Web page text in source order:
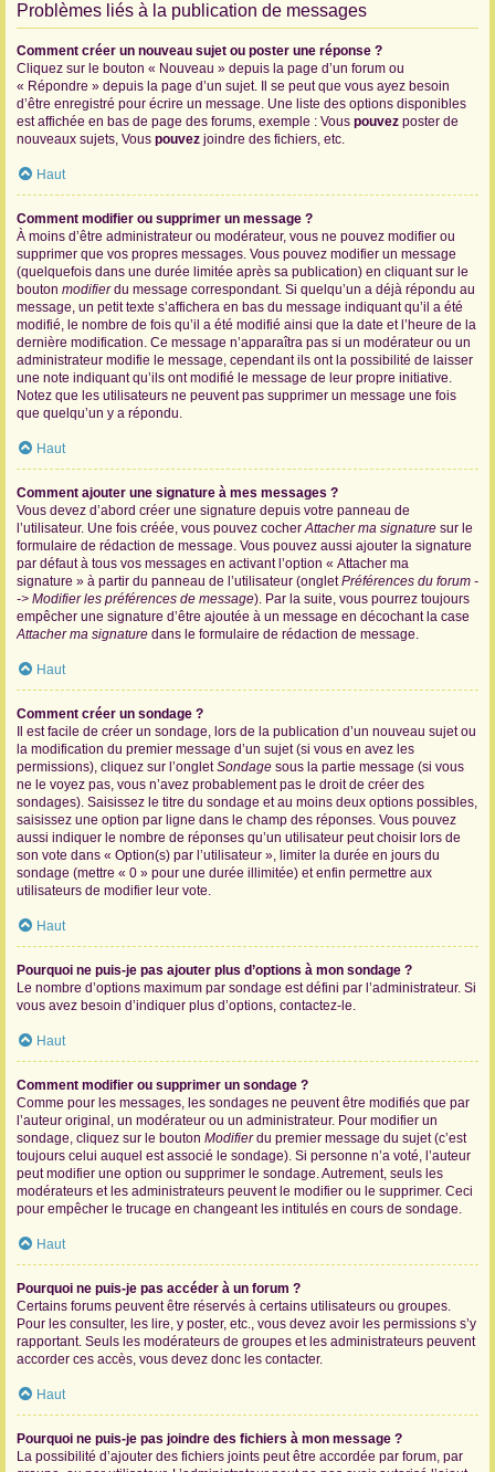
Problèmes liés à la publication de messages
Comment créer un nouveau sujet ou poster une réponse ?
Cliquez sur le bouton « Nouveau » depuis la page d’un forum ou
« Répondre » depuis la page d’un sujet. Il se peut que vous ayez besoin
d’être enregistré pour écrire un message. Une liste des options disponibles
est affichée en bas de page des forums, exemple : Vous pouvez poster de
nouveaux sujets, Vous pouvez joindre des fichiers, etc.
Haut
Comment modifier ou supprimer un message ?
À moins d’être administrateur ou modérateur, vous ne pouvez modifier ou
supprimer que vos propres messages. Vous pouvez modifier un message
(quelquefois dans une durée limitée après sa publication) en cliquant sur le
bouton modifierdu message correspondant. Si quelqu’un a déjà répondu au
message, un petit texte s’affichera en bas du message indiquant qu’il a été
modifié, le nombre de fois qu’il a été modifié ainsi que la date et l’heure de la
dernière modification. Ce message n’apparaîtra pas si un modérateur ou un
administrateur modifie le message, cependant ils ont la possibilité de laisser
une note indiquant qu’ils ont modifié le message de leur propre initiative.
Notez que les utilisateurs ne peuvent pas supprimer un message une fois
que quelqu’un y a répondu.
Haut
Comment ajouter une signature à mes messages ?
Vous devez d’abord créer une signature depuis votre panneau de
l’utilisateur. Une fois créée, vous pouvez cocherAttacher ma signature sur le
formulaire de rédaction de message. Vous pouvez aussi ajouter la signature
par défaut à tous vos messages en activant l’option « Attacher ma
signature » à partir du panneau de l’utilisateur (ongletPréférences du forum -
-> Modifier les préférences de message). Par la suite, vous pourrez toujours
empêcher une signature d’être ajoutée à un message en décochant la case
Attacher ma signature dans le formulaire de rédaction de message.
Haut
Comment créer un sondage ?
Il est facile de créer un sondage, lors de la publication d’un nouveau sujet ou
la modification du premier message d’un sujet (si vous en avez les
permissions), cliquez sur l’ongletSondage sous la partie message (si vous
ne le voyez pas, vous n’avez probablement pas le droit de créer des
sondages). Saisissez le titre du sondage et au moins deux options possibles,
saisissez une option par ligne dans le champ des réponses. Vous pouvez
aussi indiquer le nombre de réponses qu’un utilisateur peut choisir lors de
son vote dans « Option(s) par l’utilisateur », limiter la durée en jours du
sondage (mettre « 0 » pour une durée illimitée) et enfin permettre aux
utilisateurs de modifier leur vote.
Haut
Pourquoi ne puis-je pas ajouter plus d’options à mon sondage ?
Le nombre d’options maximum par sondage est défini par l’administrateur. Si
vous avez besoin d’indiquer plus d’options, contactez-le.
Haut
Comment modifier ou supprimer un sondage ?
Comme pour les messages, les sondages ne peuvent être modifiés que par
l’auteur original, un modérateur ou un administrateur. Pour modifier un
sondage, cliquez sur le bouton Modifierdu premier message du sujet (c’est
toujours celui auquel est associé le sondage). Si personne n’a voté, l’auteur
peut modifier une option ou supprimer le sondage. Autrement, seuls les
modérateurs et les administrateurs peuvent le modifier ou le supprimer. Ceci
pour empêcher le trucage en changeant les intitulés en cours de sondage.
Haut
Pourquoi ne puis-je pas accéder à un forum ?
Certains forums peuvent être réservés à certains utilisateurs ou groupes.
Pour les consulter, les lire, y poster, etc., vous devez avoir les permissions s’y
rapportant. Seuls les modérateurs de groupes et les administrateurs peuvent
accorder ces accès, vous devez donc les contacter.
Haut
Pourquoi ne puis-je pas joindre des fichiers à mon message ?
La possibilité d’ajouter des fichiers joints peut être accordée par forum, par